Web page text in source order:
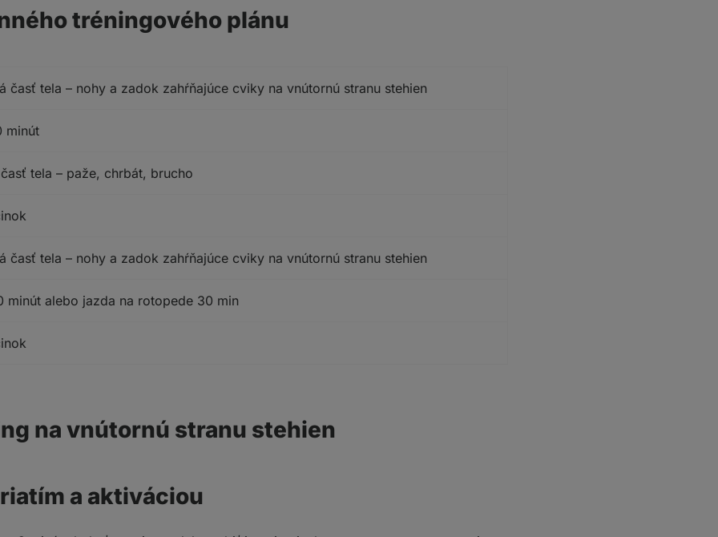
tréningového plánu
časť tela – nohy a zadok zahŕňajúce cviky na vnútornú stranu stehien
minút
tela – paže, chrbát, brucho
časť tela – nohy a zadok zahŕňajúce cviky na vnútornú stranu stehien
minút alebo jazda na rotopede 30 min
na vnútornú stranu stehien
a aktiváciou